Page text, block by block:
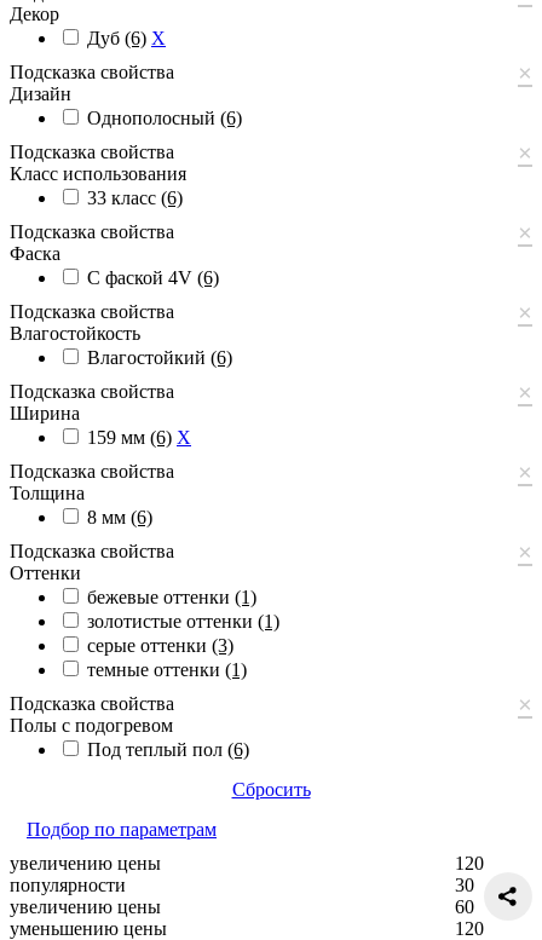
Декор
Дуб (6) X
Подсказка свойства
×
Дизайн
Однополосный (6)
Подсказка свойства
×
Класс использования
33 класс (6)
Подсказка свойства
×
Фаска
С фаской 4V (6)
Подсказка свойства
×
Влагостойкость
Влагостойкий (6)
Подсказка свойства
×
Ширина
159 мм (6) X
Подсказка свойства
×
Толщина
8 мм (6)
Подсказка свойства
×
Оттенки
бежевые оттенки (1)
золотистые оттенки (1)
серые оттенки (3)
темные оттенки (1)
Подсказка свойства
×
Полы с подогревом
Под теплый пол (6)
Сбросить
Подбор по параметрам
увеличению цены
популярности
увеличению цены
уменьшению цены
120
30
60
120